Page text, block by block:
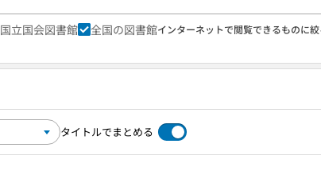
国立国会図書館 全国の図書館インターネットで閲覧できるものに絞
タイトルでまとめる